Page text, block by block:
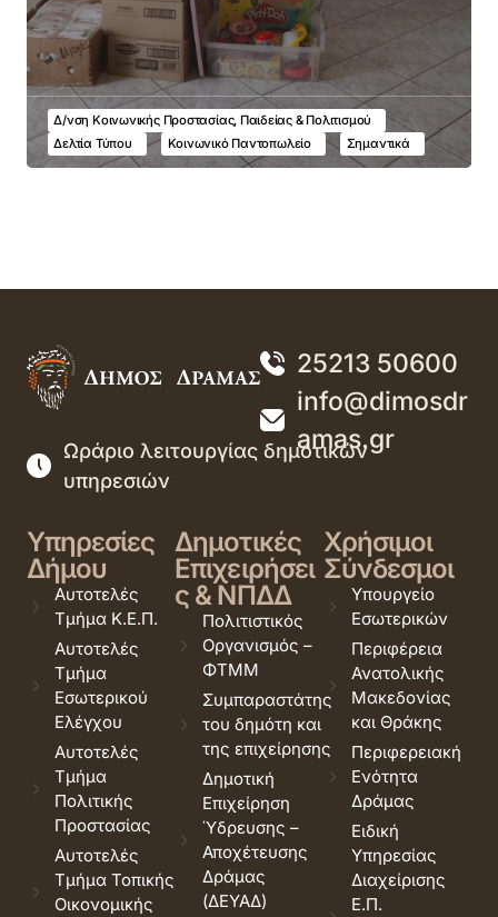
Δ/νση Κοινωνικής Προστασίας, Παιδείας & Πολιτισμού
Δελτία Τύπου
Κοινωνικό Παντοπωλείο Σημαντικά
25213 50600
info@dimosdr
amas.gr
Ωράριο λειτουργίας δημοτικών
υπηρεσιών
Υπηρεσίες
Δήμου
Αυτοτελές
Τμήμα Κ.Ε.Π.
Αυτοτελές
Τμήμα
Εσωτερικού
Ελέγχου
Αυτοτελές
Τμήμα
Πολιτικής
Προστασίας
Αυτοτελές
Τμήμα Τοπικής
Οικονομικής
Δημοτικές
Επιχειρήσει
ς & ΝΠΔΔ
Πολιτιστικός
Οργανισμός –
ΦΤΜΜ
Συμπαραστάτης
του δημότη και
της επιχείρησης
Δημοτική
Επιχείρηση
Ύδρευσης –
Αποχέτευσης
Δράμας
(ΔΕΥΑΔ)
Χρήσιμοι
Σύνδεσμοι
Υπουργείο
Εσωτερικών
Περιφέρεια
Ανατολικής
Μακεδονίας
και Θράκης
Περιφερειακή
Ενότητα
Δράμας
Ειδική
Υπηρεσίας
Διαχείρισης
Ε.Π.